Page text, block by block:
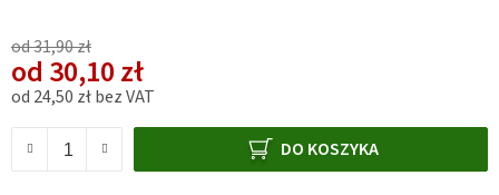
od 31,90 zł
od 30,10 zł
od 24,50 złbez VAT
DO KOSZYKA